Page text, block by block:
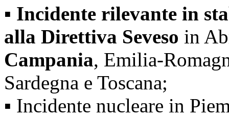
▪ Incidente rilevante in
alla Direttiva Seveso in
Campania, Emilia-
Sardegna e Toscana;
▪ Incidente nucleare in